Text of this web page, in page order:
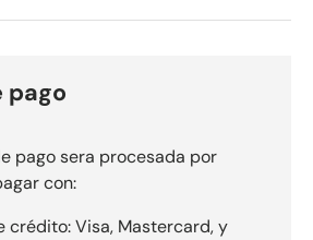
pago
pago sera procesada por
con:
crédito: Visa, Mastercard, y